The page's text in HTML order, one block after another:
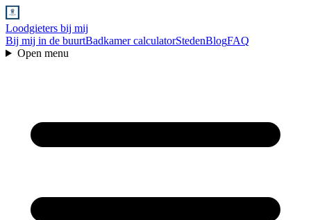
Loodgieters bij mij
Bij mij in de buurtBadkamer calculatorStedenBlogFAQ
Open menu